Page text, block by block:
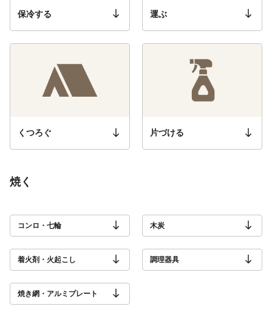
保冷する 運ぶ
くつろぐ 片づける
焼く
コンロ・七輪 木炭
着火剤・火起こし 調理器具
焼き網・アルミプレート